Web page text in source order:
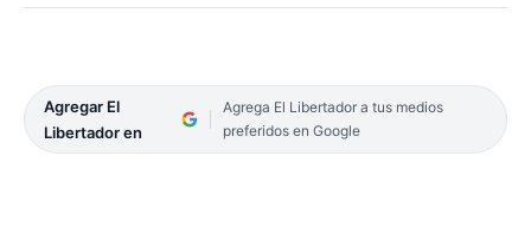
Agregar El
Libertador en
Agrega El Libertador a tus medios
preferidos en Google